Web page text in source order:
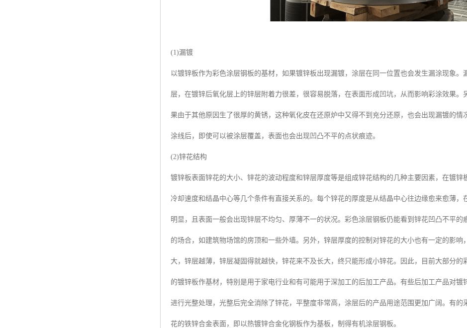
(1)漏镀
以镀锌板作为彩色涂层钢板的基材，如果镀锌板出现漏镀，涂层在同一位置也会发生漏涂现象
层，在镀锌后氧化层上的锌层附着力很差，很容易脱落，在表面形成凹坑，从而影响彩涂效果
果由于其他原因生了很厚的黄锈，这种氧化皮在还原炉中又得不到充分还原，也会出现漏镀的
涂线后，即使可以被涂层覆盖，表面也会出现凹凸不平的点状痕迹。
(2)锌花结构
镀锌板表面锌花的大小、锌花的波动程度和锌层厚度等是组成锌花结构的几种主要因素，在镀锌
冷却速度和结晶中心等几个条件有直接关系的。每个锌花的厚度是从结晶中心往边缘愈来愈薄
明显，且表面一般会出现锌层不均匀、厚薄不一的状况。彩色涂层钢板仍能看到锌花凹凸不平
的场合，如建筑物场馆的房顶和一些外墙。另外，锌层厚度的控制对锌花的大小也有一定的影
大，锌层越薄，锌层凝固得就越快，锌花来不及长大，终只能形成小锌花。因此，目前大部分
的镀锌板作基材，特别是用于家电行业和有可能用于深加工的后加工产品。有些后加工产品对
进行光整处理，光整后完全消除了锌花，平整度非常高，涂层后的产品用途范围更加广阔。有
花的铁锌合金表面，即以热镀锌合金化钢板作为基板，制得有机涂层钢板。